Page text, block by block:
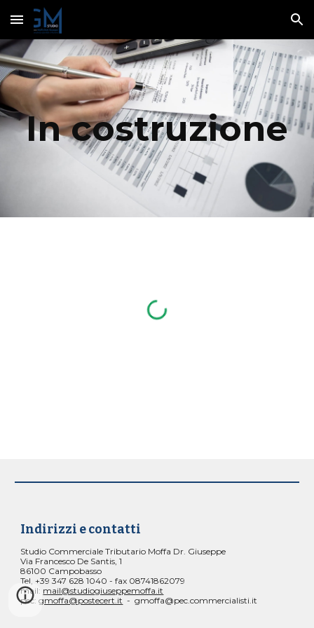
Skip to main content Skip to navigation
In costruzione
Indirizzi e contatti
Studio Commerciale Tributario Moffa Dr. Giuseppe
Via Francesco De Santis, 1
86100 Campobasso
Tel, +39 347 628 1040 - fax 08741862079
mail: mail@studiogiuseppemoffa.it
pec: gmoffa@postecert.it
  -  gmoffa@pec.commercialisti.it